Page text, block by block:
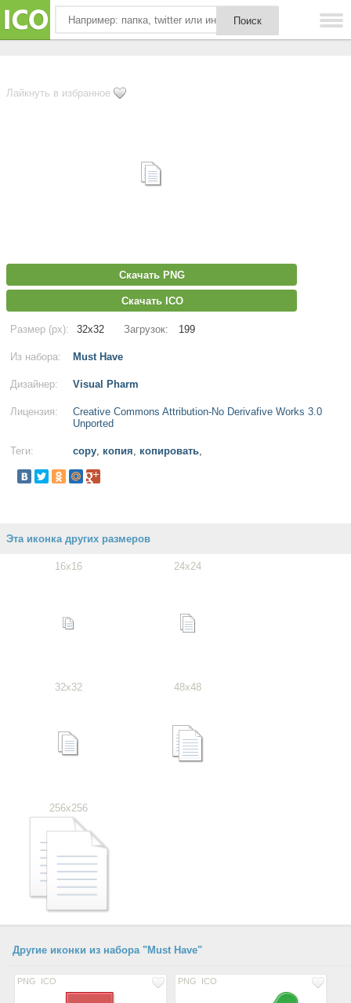
Лайкнуть в избранное
Скачать PNG
Скачать ICO
Размер (px): 32x32 Загрузок: 199
Из набора: Must Have
Дизайнер: Visual Pharm
Лицензия:
Creative Commons Attribution-No Derivafive Works 3.0
Unported
Теги: copy, копия, копировать,
Эта иконка других размеров
16x16 24x24
32x32 48x48
256x256
Другие иконки из набора "Must Have"
PNG ICO PNG ICO